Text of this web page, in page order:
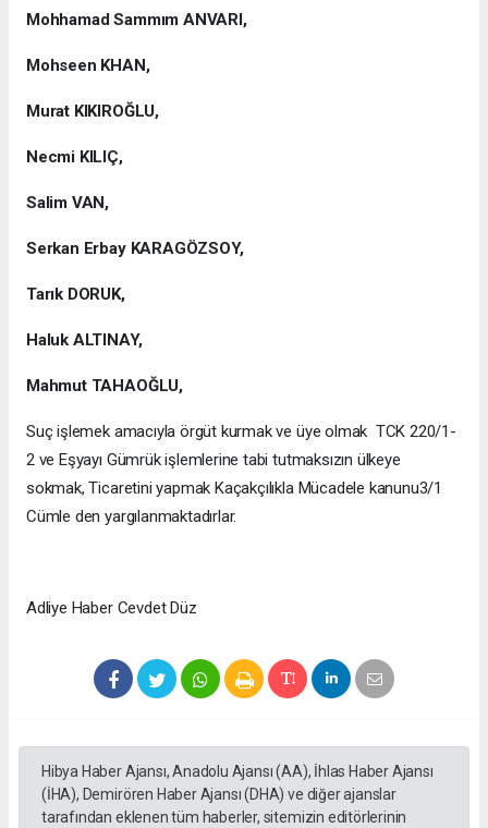
Mohhamad Sammım ANVARI,
Mohseen KHAN,
Murat KIKIROĞLU,
Necmi KILIÇ,
Salim VAN,
Serkan Erbay KARAGÖZSOY,
Tarık DORUK,
Haluk ALTINAY,
Mahmut TAHAOĞLU,
Suç işlemek amacıyla örgüt kurmak ve üye olmak TCK 220/1-
2 ve Eşyayı Gümrük işlemlerine tabi tutmaksızın ülkeye
sokmak, Ticaretini yapmak Kaçakçılıkla Mücadele kanunu3/1
Cümle den yargılanmaktadırlar.
Adliye Haber Cevdet Düz
Hibya Haber Ajansı, Anadolu Ajansı (AA), İhlas Haber Ajansı
(İHA), Demirören Haber Ajansı (DHA) ve diğer ajanslar
tarafından eklenen tüm haberler, sitemizin editörlerinin